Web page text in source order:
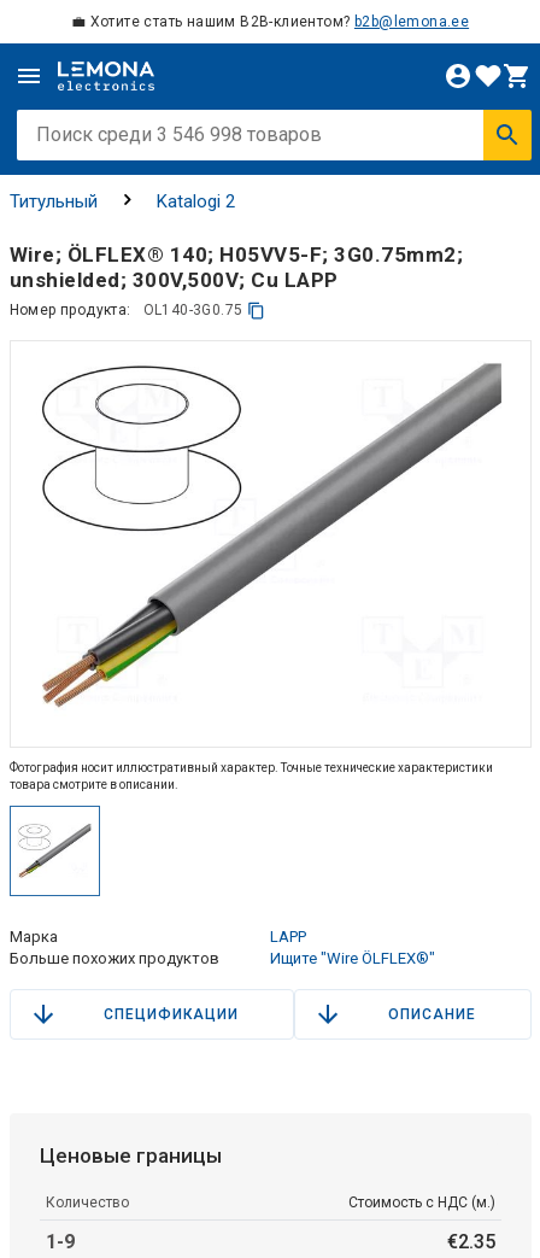
💼 Хотите стать нашим B2B-клиентом? b2b@lemona.ee
Титульный Katalogi 2
Wire; ÖLFLEX® 140; H05VV5-F; 3G0.75mm2;
unshielded; 300V,500V; Cu LAPP
Номер продукта: OL140-3G0.75
Фотография носит иллюстративный характер. Точные технические характеристики
товара смотрите в описании.
Марка
LAPP
Больше похожих продуктов
Ищите "Wire ÖLFLEX®"
СПЕЦИФИКАЦИИ ОПИСАНИЕ
Ценовые границы
Количество Стоимость с НДС (м.)
1-9 €2.35